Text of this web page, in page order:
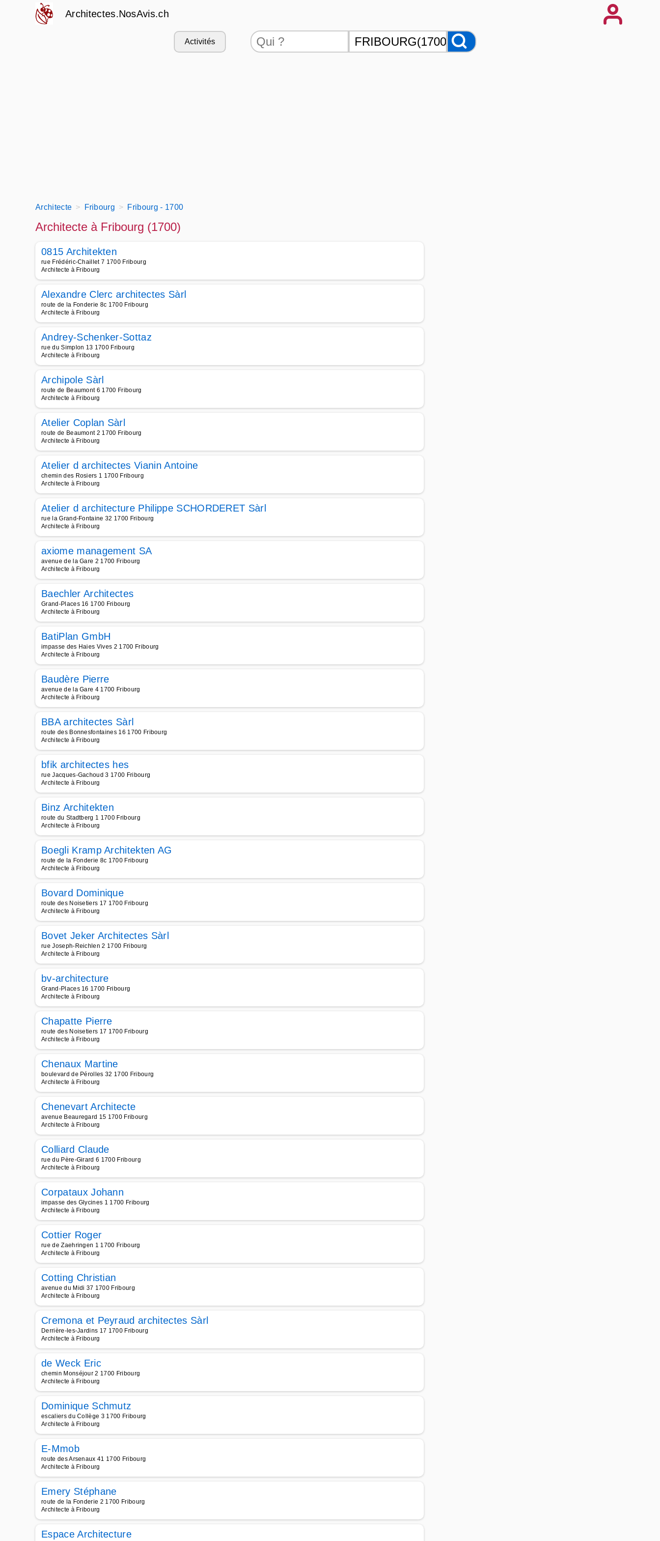
Architectes.NosAvis.ch
Activités
Architecte Fribourg Fribourg - 1700
Architecte à Fribourg (1700)
0815 Architekten
rue Frédéric-Chaillet 7 1700 Fribourg
Architecte à Fribourg
Alexandre Clerc architectes Sàrl
route de la Fonderie 8c 1700 Fribourg
Architecte à Fribourg
Andrey-Schenker-Sottaz
rue du Simplon 13 1700 Fribourg
Architecte à Fribourg
Archipole Sàrl
route de Beaumont 6 1700 Fribourg
Architecte à Fribourg
Atelier Coplan Sàrl
route de Beaumont 2 1700 Fribourg
Architecte à Fribourg
Atelier d architectes Vianin Antoine
chemin des Rosiers 1 1700 Fribourg
Architecte à Fribourg
Atelier d architecture Philippe SCHORDERET Sàrl
rue la Grand-Fontaine 32 1700 Fribourg
Architecte à Fribourg
axiome management SA
avenue de la Gare 2 1700 Fribourg
Architecte à Fribourg
Baechler Architectes
Grand-Places 16 1700 Fribourg
Architecte à Fribourg
BatiPlan GmbH
impasse des Haies Vives 2 1700 Fribourg
Architecte à Fribourg
Baudère Pierre
avenue de la Gare 4 1700 Fribourg
Architecte à Fribourg
BBA architectes Sàrl
route des Bonnesfontaines 16 1700 Fribourg
Architecte à Fribourg
bfik architectes hes
rue Jacques-Gachoud 3 1700 Fribourg
Architecte à Fribourg
Binz Architekten
route du Stadtberg 1 1700 Fribourg
Architecte à Fribourg
Boegli Kramp Architekten AG
route de la Fonderie 8c 1700 Fribourg
Architecte à Fribourg
Bovard Dominique
route des Noisetiers 17 1700 Fribourg
Architecte à Fribourg
Bovet Jeker Architectes Sàrl
rue Joseph-Reichlen 2 1700 Fribourg
Architecte à Fribourg
bv-architecture
Grand-Places 16 1700 Fribourg
Architecte à Fribourg
Chapatte Pierre
route des Noisetiers 17 1700 Fribourg
Architecte à Fribourg
Chenaux Martine
boulevard de Pérolles 32 1700 Fribourg
Architecte à Fribourg
Chenevart Architecte
avenue Beauregard 15 1700 Fribourg
Architecte à Fribourg
Colliard Claude
rue du Père-Girard 6 1700 Fribourg
Architecte à Fribourg
Corpataux Johann
impasse des Glycines 1 1700 Fribourg
Architecte à Fribourg
Cottier Roger
rue de Zaehringen 1 1700 Fribourg
Architecte à Fribourg
Cotting Christian
avenue du Midi 37 1700 Fribourg
Architecte à Fribourg
Cremona et Peyraud architectes Sàrl
Derrière-les-Jardins 17 1700 Fribourg
Architecte à Fribourg
de Weck Eric
chemin Monséjour 2 1700 Fribourg
Architecte à Fribourg
Dominique Schmutz
escaliers du Collège 3 1700 Fribourg
Architecte à Fribourg
E-Mmob
route des Arsenaux 41 1700 Fribourg
Architecte à Fribourg
Emery Stéphane
route de la Fonderie 2 1700 Fribourg
Architecte à Fribourg
Espace Architecture